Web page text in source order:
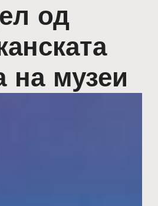
од
на музеи